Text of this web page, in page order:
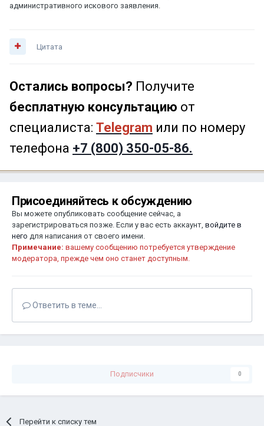
административного искового заявления.
Цитата
Остались вопросы? Получите
бесплатную консультацию от
специалиста: Telegram или по номеру
телефона +7 (800) 350-05-86.
Присоединяйтесь к обсуждению
Вы можете опубликовать сообщение сейчас, а
зарегистрироваться позже. Если у вас есть аккаунт, войдите в
него для написания от своего имени.
Примечание: вашему сообщению потребуется утверждение
модератора, прежде чем оно станет доступным.
Ответить в теме...
Подписчики 0
Перейти к списку тем